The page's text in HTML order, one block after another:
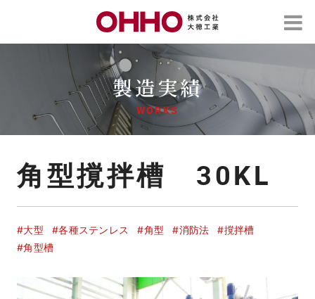
製造実績
WORKS
角型撹拌槽 30KL
#大型 #各種ステンレス #角型 #消防法
#撹拌槽
#角型槽